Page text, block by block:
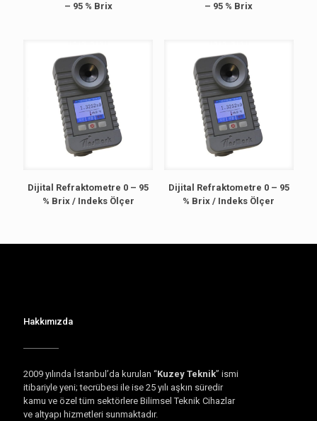
– 95 % Brix
– 95 % Brix
Dijital Refraktometre 0 – 95
% Brix / Indeks Ölçer
Dijital Refraktometre 0 – 95
% Brix / Indeks Ölçer
Hakkımızda
2009 yılında İstanbul’da kurulan “Kuzey Teknik” ismi
itibariyle yeni; tecrübesi ile ise 25 yılı aşkın süredir
kamu ve özel tüm sektörlere Bilimsel Teknik Cihazlar
ve altyapı hizmetleri sunmaktadır.